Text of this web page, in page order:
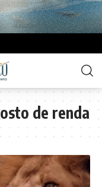
de renda